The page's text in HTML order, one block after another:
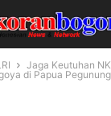
Jaga Keutuhan
di Papua